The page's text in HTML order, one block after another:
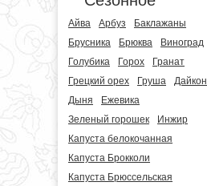
Айва Арбуз
Баклажаны
Брусника
Брюква
Виноград
Голубика
Горох
Гранат
Грецкий орех
Груша
Дайкон
Дыня
Ежевика
Зеленый горошек
Инжир
Капуста белокочанная
Капуста Брокколи
Капуста Брюссельская